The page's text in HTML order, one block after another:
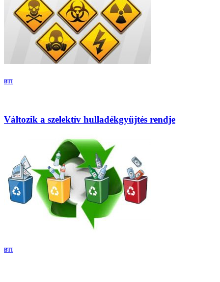
BTI
Változik a szelektív hulladékgyűjtés rendje
BTI